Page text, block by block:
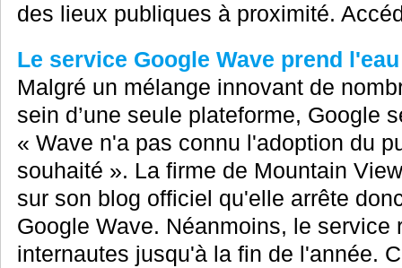
des lieux publiques à proximité.
Le service Google Wave prend l'eau
Malgré un mélange innovant de
sein d’une seule plateforme, Google
« Wave n'a pas connu l'adoption du
souhaité ». La firme de Mountain
sur son blog officiel qu'elle arrête
Google Wave. Néanmoins, le service
internautes jusqu'à la fin de l'année.